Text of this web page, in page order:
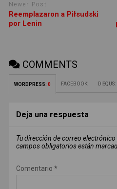
Newer Post
Reemplazaron a Piłsudski
por Lenin
COMMENTS
WORDPRESS: 0 FACEBOOK: DISQUS:
Deja una respuesta
Tu dirección de correo electrónico
campos obligatorios están
Comentario *